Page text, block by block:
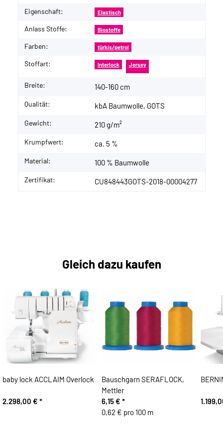
Eigenschaft: Elastisch
Anlass Stoffe: Biostoffe
Farben: türkis/petrol
Stoffart: Interlock Jersey
Breite: 140-160 cm
Qualität: kbA Baumwolle, GOTS
Gewicht: 210 g/m²
Krumpfwert: ca. 5 %
Material: 100 % Baumwolle
Zertifikat: CU848443GOTS-2018-00004277
Gleich dazu kaufen
baby lock ACCLAIM Overlock
2.298,00 € *
Bauschgarn SERAFLOCK,
Mettler
6,15 € *
0,62 € pro 100 m